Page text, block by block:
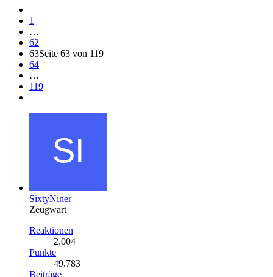
1
…
62
63Seite 63 von 119
64
…
119
SixtyNiner
Zeugwart
Reaktionen
2.004
Punkte
49.783
Beiträge